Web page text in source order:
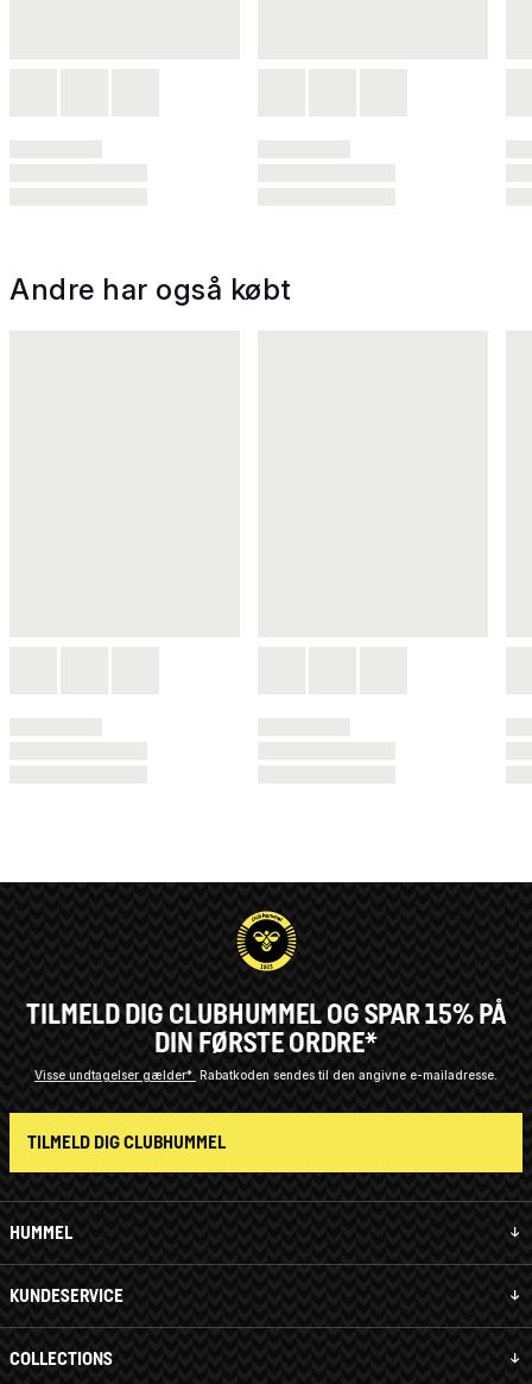
Andre har også købt
HUMMEL
KUNDESERVICE
COLLECTIONS
TILMELD DIG CLUBHUMMEL OG SPAR 15% PÅ
DIN FØRSTE ORDRE*
Visse undtagelser gælder* Rabatkoden sendes til den angivne e-mailadresse.
TILMELD DIG CLUBHUMMEL